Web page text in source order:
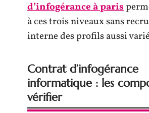
d’infogérance à paris
à ces trois niveaux sans
interne des profils aussi
Contrat d’infogérance
informatique : les
vérifier